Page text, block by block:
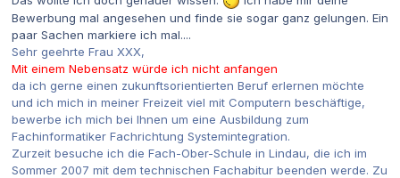
Bewerbung mal angesehen und finde sie sogar ganz gelungen. Ein
paar Sachen markiere ich mal....
Sehr geehrte Frau XXX,
Mit einem Nebensatz würde ich nicht anfangen
da ich gerne einen zukunftsorientierten Beruf erlernen möchte
und ich mich in meiner Freizeit viel mit Computern beschäftige,
bewerbe ich mich bei Ihnen um eine Ausbildung zum
Fachinformatiker Fachrichtung Systemintegration.
Zurzeit besuche ich die Fach-Ober-Schule in Lindau, die ich im
Sommer 2007 mit dem technischen Fachabitur beenden werde. Zu